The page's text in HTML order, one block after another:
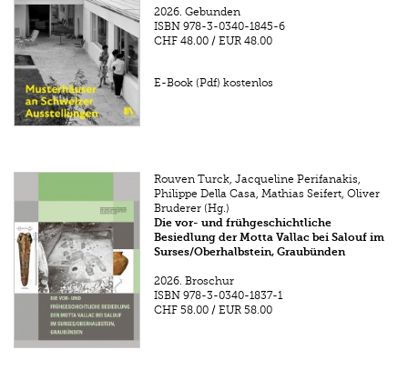
2026. Gebunden
ISBN 978-3-0340-1845-6
CHF 48.00 /EUR 48.00
E-Book (Pdf) kostenlos
Rouven Turck, Jacqueline Perifanakis,
Philippe Della Casa, Mathias Seifert, Oliver
Bruderer (Hg.)
Die vor- und frühgeschichtliche
Besiedlung der Motta Vallac bei Salouf im
Surses/Oberhalbstein, Graubünden
2026. Broschur
ISBN 978-3-0340-1837-1
CHF 58.00 /EUR 58.00